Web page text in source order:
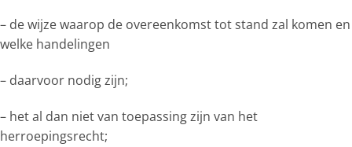
– de wijze waarop de overeenkomst tot stand zal komen en
welke handelingen
– daarvoor nodig zijn;
– het al dan niet van toepassing zijn van het
herroepingsrecht;